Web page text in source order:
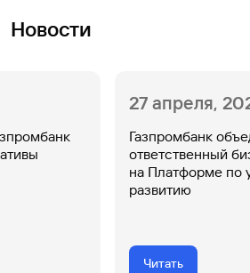
Новости
27 апреля,
Газпромбанк
ответственный
на Платформе по
развитию
Читать